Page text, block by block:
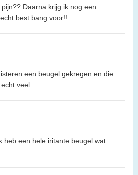
Daarna krijg ik nog een
best bang voor!!
een beugel gekregen en die
veel.
heb een hele iritante beugel wat